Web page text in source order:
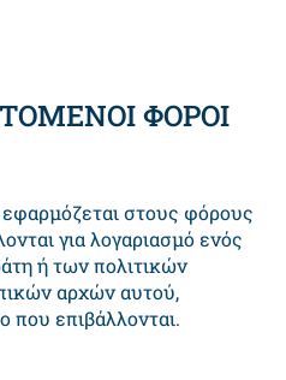
ΦOPOI
στους φόρους
για λογαριασμό ενός
ή των πολιτικών
αρχών αυτού,
που επιβάλλονται.